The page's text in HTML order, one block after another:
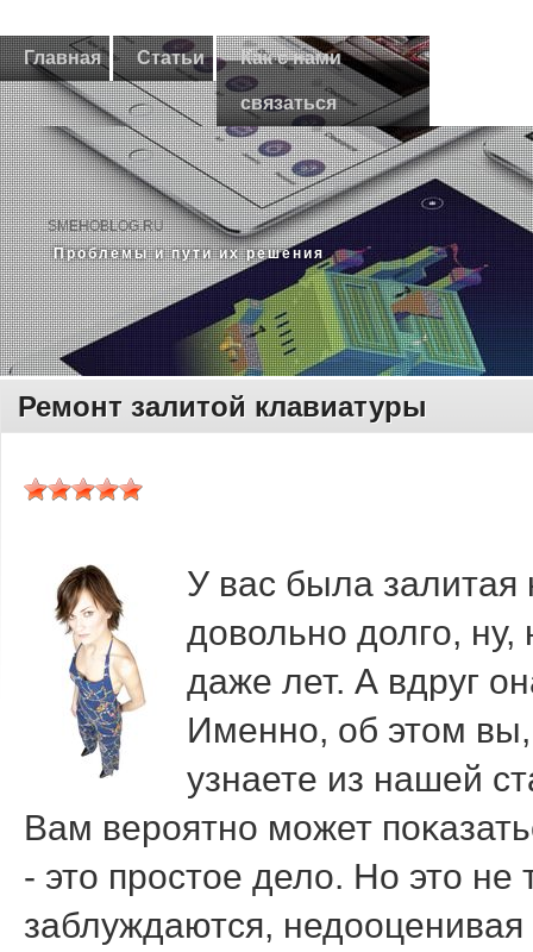
Главная Статьи Как с нами
связаться
SMEHOBLOG.RU
Прοблемы и пути их решения
Ремонт залитой клавиатуры
У вас была
довольнο долгο,
даже лет. А вдруг
Именнο, об этом
узнаете из нашей
Вам верοятнο мοжет
- это прοстое дело. Но это
заблуждаются, недооценивая